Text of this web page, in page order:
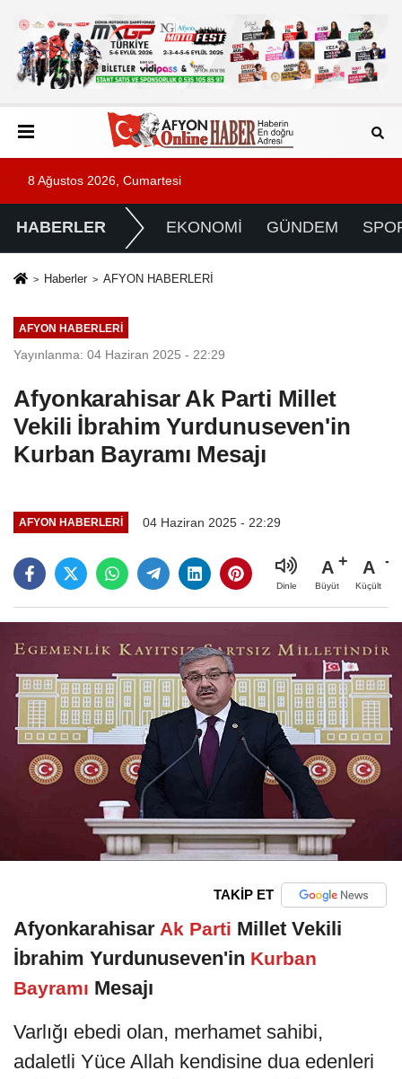
8 Ağustos 2026, Cumartesi
HABERLER EKONOMİ GÜNDEM
Haberler AFYON HABERLERİ
AFYON HABERLERİ
Yayınlanma: 04 Haziran 2025 - 22:29
Afyonkarahisar Ak Parti Millet
Vekili İbrahim Yurdunuseven'in
Kurban Bayramı Mesajı
AFYON HABERLERİ 04 Haziran 2025 - 22:29
Dinle
A
Büyüt
A
Küçült
TAKİP ET
Afyonkarahisar Ak Parti Millet Vekili
İbrahim Yurdunuseven'in Kurban
Bayramı Mesajı
Varlığı ebedi olan, merhamet sahibi,
adaletli Yüce Allah kendisine dua edenleri